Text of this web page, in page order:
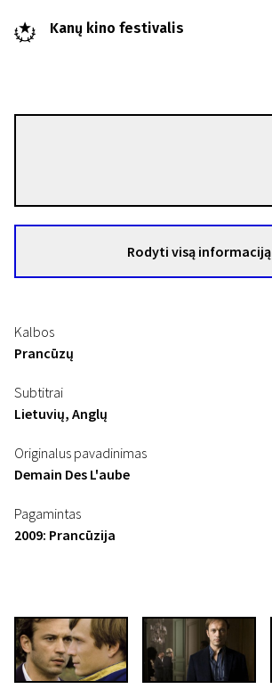
Kanų kino festivalis
Rodyti visą informaciją
Kalbos
Prancūzų
Subtitrai
Lietuvių, Anglų
Originalus pavadinimas
Demain Des L'aube
Pagamintas
2009: Prancūzija